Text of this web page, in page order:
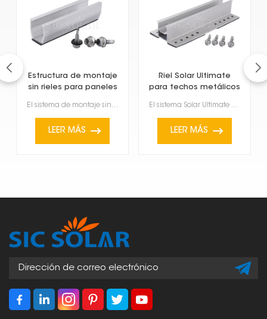
Estructura de montaje
sin rieles para paneles
El sistema de montaje sin rieles para techos de chapa ofrece varias ventajas y características que l...
LEER MÁS
Riel Solar Ultimate
para techos metálicos
El sistema Solar Ultimate Rail para techos metálicos trapezoidales es un excelente sistema diseñado ...
LEER MÁS